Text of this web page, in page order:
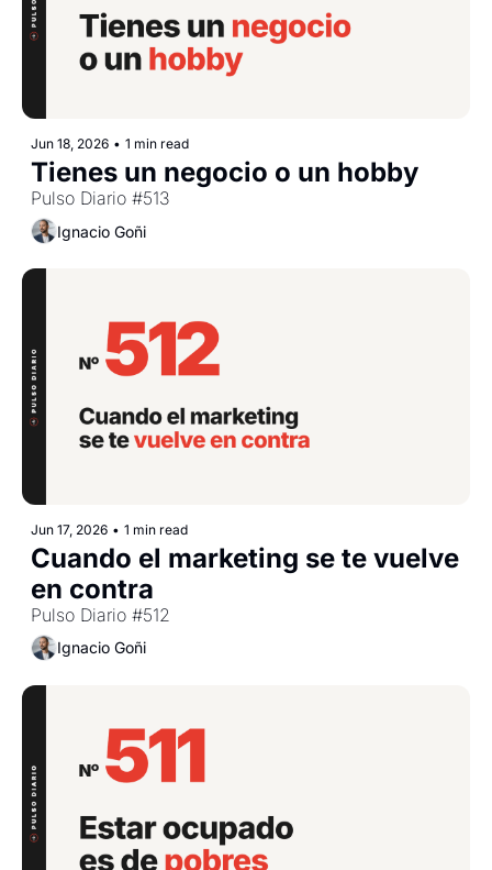
Jun 18, 2026 • 1 min read
Tienes un negocio o un hobby
Pulso Diario #513
Ignacio Goñi
Jun 17, 2026 • 1 min read
Cuando el marketing se te vuelve
en contra
Pulso Diario #512
Ignacio Goñi